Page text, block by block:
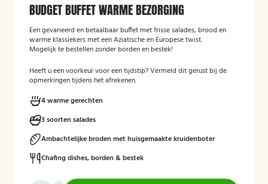
BUDGET BUFFET WARME BEZORGING
Een gevarieerd en betaalbaar buffet met frisse salades, brood en
warme klassiekers met een Aziatische en Europese twist.
Mogelijk te bestellen zonder borden en bestek!
Heeft u een voorkeur voor een tijdstip? Vermeld dit gerust bij de
opmerkingen tijdens het afrekenen.
4 warme gerechten
3 soorten salades
Ambachtelijke broden met huisgemaakte kruidenboter
Chafing dishes, borden & bestek